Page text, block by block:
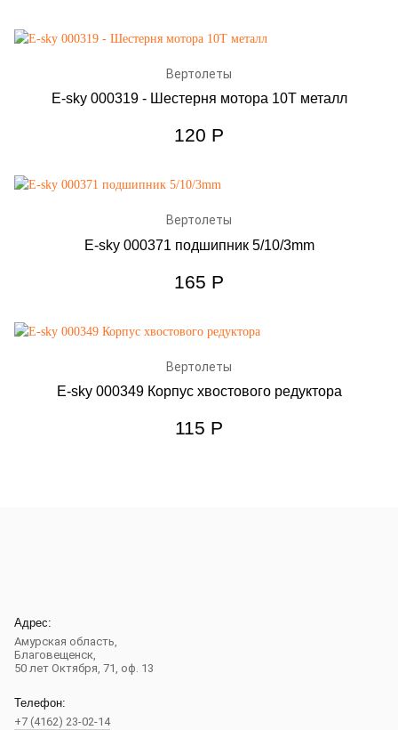
Вертолеты
E-sky 000319 - Шестерня мотора 10Т металл
120 Р
Вертолеты
E-sky 000371 подшипник 5/10/3mm
165 Р
Вертолеты
E-sky 000349 Корпус хвостового редуктора
115 Р
Адрес:
Амурская область,
Благовещенск,
50 лет Октября, 71, оф. 13
Телефон:
+7 (4162) 23-02-14